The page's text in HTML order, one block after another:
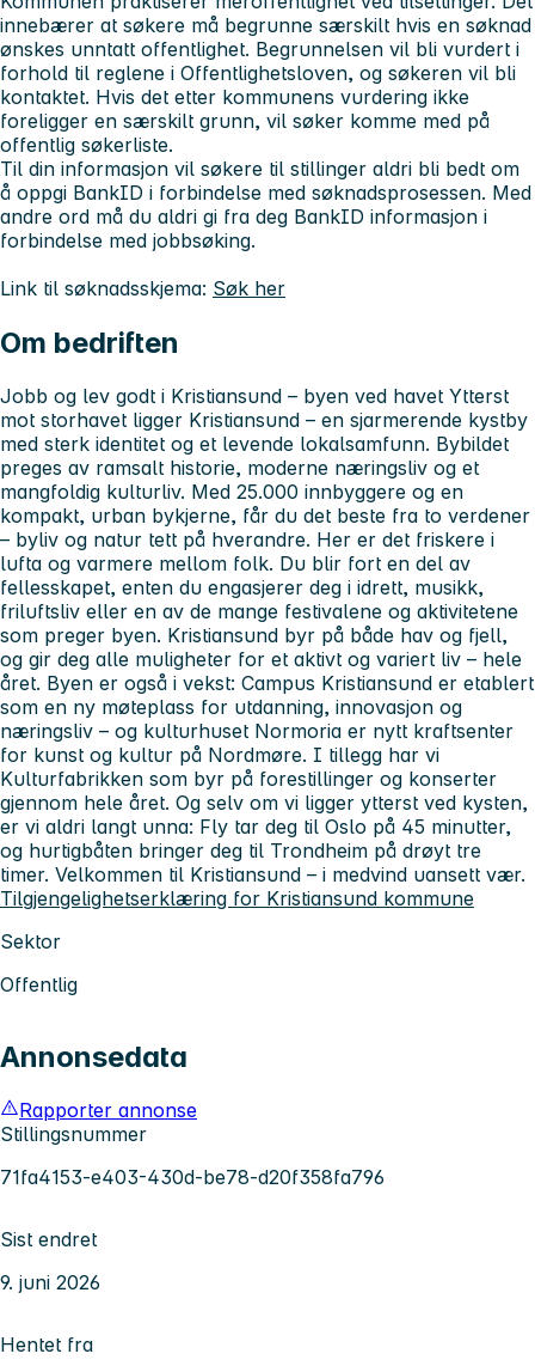
innebærer at søkere må begrunne særskilt hvis en søknad
ønskes unntatt offentlighet. Begrunnelsen vil bli vurdert i
forhold til reglene i Offentlighetsloven, og søkeren vil bli
kontaktet. Hvis det etter kommunens vurdering ikke
foreligger en særskilt grunn, vil søker komme med på
offentlig søkerliste.
Til din informasjon vil søkere til stillinger aldri bli bedt om
å oppgi BankID i forbindelse med søknadsprosessen. Med
andre ord må du aldri gi fra deg BankID informasjon i
forbindelse med jobbsøking.
Link til søknadsskjema: Søk her
Om bedriften
Jobb og lev godt i Kristiansund – byen ved havet Ytterst
mot storhavet ligger Kristiansund – en sjarmerende kystby
med sterk identitet og et levende lokalsamfunn. Bybildet
preges av ramsalt historie, moderne næringsliv og et
mangfoldig kulturliv. Med 25.000 innbyggere og en
kompakt, urban bykjerne, får du det beste fra to verdener
– byliv og natur tett på hverandre. Her er det friskere i
lufta og varmere mellom folk. Du blir fort en del av
fellesskapet, enten du engasjerer deg i idrett, musikk,
friluftsliv eller en av de mange festivalene og aktivitetene
som preger byen. Kristiansund byr på både hav og fjell,
og gir deg alle muligheter for et aktivt og variert liv – hele
året. Byen er også i vekst: Campus Kristiansund er etablert
som en ny møteplass for utdanning, innovasjon og
næringsliv – og kulturhuset Normoria er nytt kraftsenter
for kunst og kultur på Nordmøre. I tillegg har vi
Kulturfabrikken som byr på forestillinger og konserter
gjennom hele året. Og selv om vi ligger ytterst ved kysten,
er vi aldri langt unna: Fly tar deg til Oslo på 45 minutter,
og hurtigbåten bringer deg til Trondheim på drøyt tre
timer. Velkommen til Kristiansund – i medvind uansett vær.
Tilgjengelighetserklæring for Kristiansund kommune
Sektor
Offentlig
Annonsedata
Rapporter annonse
Stillingsnummer
71fa4153-e403-430d-be78-d20f358fa796
Sist endret
9. juni 2026
Hentet fra